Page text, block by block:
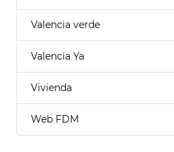
Valencia verde
Valencia Ya
Vivienda
Web FDM